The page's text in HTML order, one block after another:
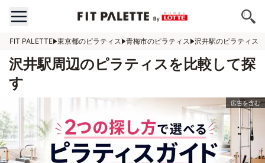
FIT PALETTE 東京都のピラティス 青梅市のピラティス 沢井駅のピラティス
沢井駅周辺のピラティスを比較して探
す